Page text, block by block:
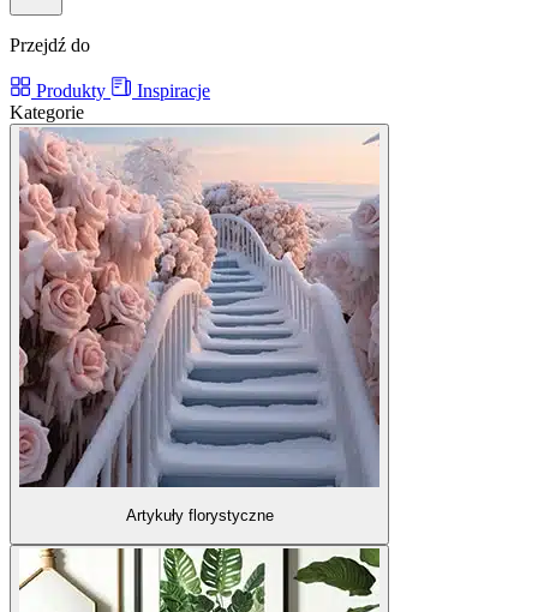
Przejdź do
Produkty
Inspiracje
Kategorie
Artykuły florystyczne